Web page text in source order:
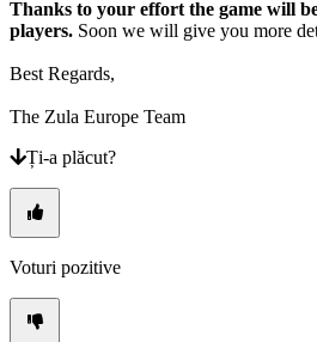
Jocul
Gameplay
în
Noutăți
Ghiduri
Thanks to your effort the game will
players. Soon we will give you more
Best Regards,
The Zula Europe Team
Ți-a plăcut?
Voturi pozitive